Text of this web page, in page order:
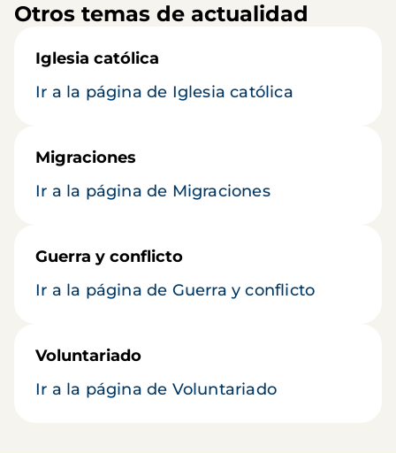
Otros temas de actualidad
Iglesia católica
Ir a la página de Iglesia católica
Migraciones
Ir a la página de Migraciones
Guerra y conflicto
Ir a la página de Guerra y conflicto
Voluntariado
Ir a la página de Voluntariado